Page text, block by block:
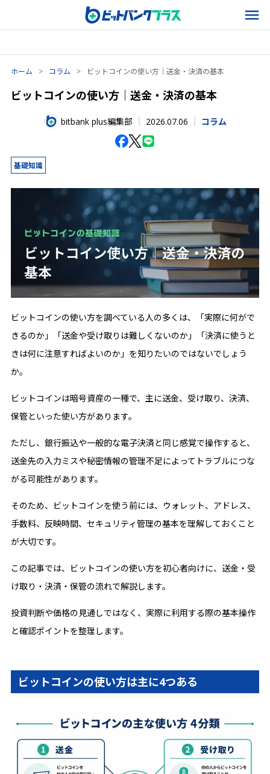
ホーム > コラム > ビットコインの使い方｜送金・決済の基本
ビットコインの使い方｜送金・決済の基本
bitbank plus編集部 2026.07.06 コラム
基礎知識
ビットコインの使い方を調べている人の多くは、「実際に何がで
きるのか」「送金や受け取りは難しくないのか」「決済に使うと
きは何に注意すればよいのか」を知りたいのではないでしょう
か。
ビットコインは暗号資産の一種で、主に送金、受け取り、決済、
保管といった使い方があります。
ただし、銀行振込や一般的な電子決済と同じ感覚で操作すると、
送金先の入力ミスや秘密情報の管理不足によってトラブルにつな
がる可能性があります。
そのため、ビットコインを使う前には、ウォレット、アドレス、
手数料、反映時間、セキュリティ管理の基本を理解しておくこと
が大切です。
この記事では、ビットコインの使い方を初心者向けに、送金・受
け取り・決済・保管の流れで解説します。
投資判断や価格の見通しではなく、実際に利用する際の基本操作
と確認ポイントを整理します。
ビットコインの使い方は主に4つある